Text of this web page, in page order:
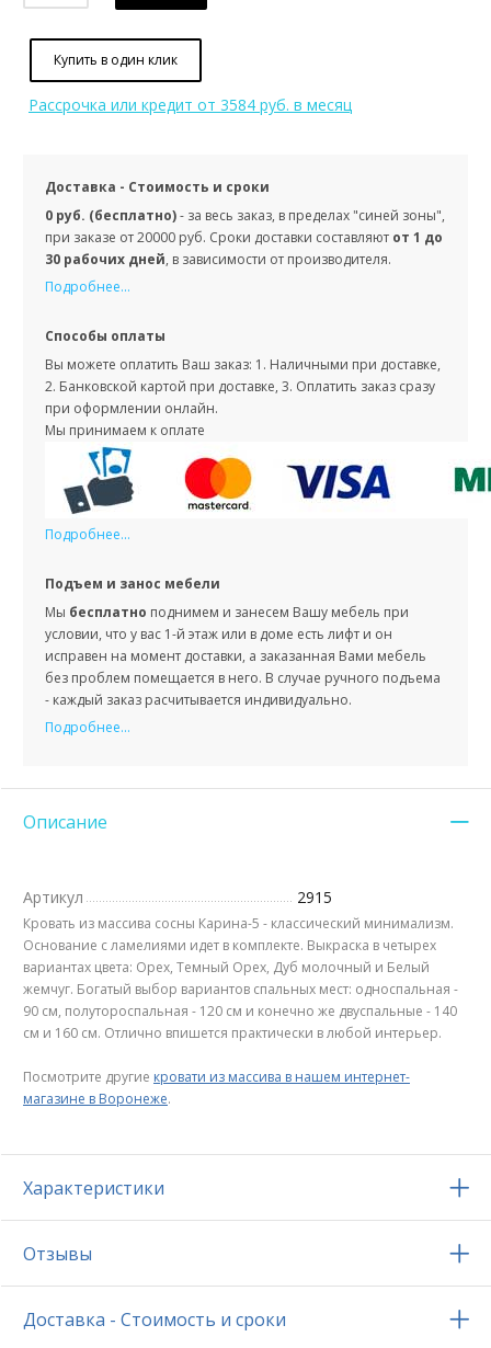
Купить в один клик
Рассрочка или кредит от 3584 руб. в месяц
Доставка - Стоимость и сроки
0 руб. (бесплатно)- за весь заказ, в пределах "синей зоны",
при заказе от 20000 руб. Сроки доставки составляют от 1 до
30 рабочих дней, в зависимости от производителя.
Подробнее...
Способы оплаты
Вы можете оплатить Ваш заказ: 1. Наличными при доставке,
2. Банковской картой при доставке, 3. Оплатить заказ сразу
при оформлении онлайн.
Мы принимаем к оплате
Подробнее...
Подъем и занос мебели
Мы бесплатно поднимем и занесем Вашу мебель при
условии, что у вас 1-й этаж или в доме есть лифт и он
исправен на момент доставки, а заказанная Вами мебель
без проблем помещается в него. В случае ручного подъема
- каждый заказ расчитывается индивидуально.
Подробнее...
Описание
Артикул 2915
Кровать из массива сосны Карина-5 - классический минимализм.
Основание с ламелиями идет в комплекте. Выкраска в четырех
вариантах цвета: Орех, Темный Орех, Дуб молочный и Белый
жемчуг. Богатый выбор вариантов спальных мест: односпальная -
90 см, полутороспальная - 120 см и конечно же двуспальные - 140
см и 160 см. Отлично впишется практически в любой интерьер.
Посмотрите другие кровати из массива в нашем интернет-
магазине в Воронеже.
Характеристики
Отзывы
Доставка - Стоимость и сроки